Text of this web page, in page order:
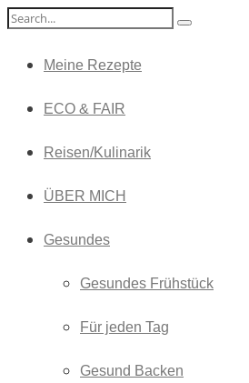
Meine Rezepte
ECO & FAIR
Reisen/Kulinarik
ÜBER MICH
Gesundes
Gesundes Frühstück
Für jeden Tag
Gesund Backen